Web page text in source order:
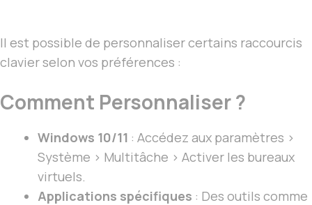
Il est possible de personnaliser certains raccourcis
clavier selon vos préférences :
Comment Personnaliser ?
Windows 10/11 : Accédez aux paramètres >
Système > Multitâche > Activer les bureaux
virtuels.
Applications spécifiques : Des outils comme